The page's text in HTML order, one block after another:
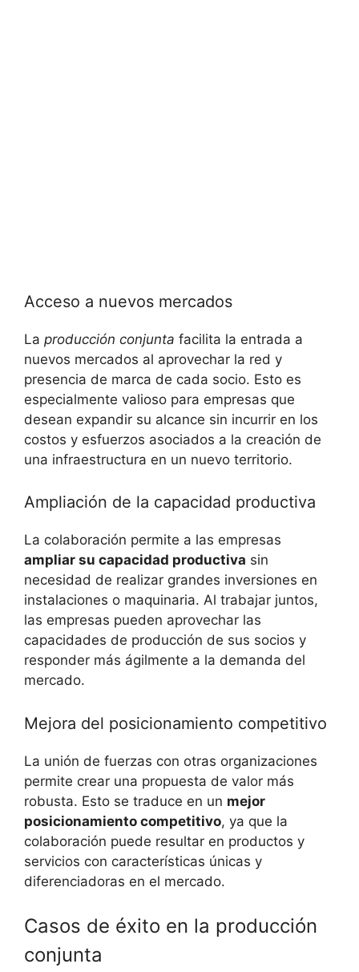
Acceso a nuevos mercados
La producción conjunta facilita la entrada a
nuevos mercados al aprovechar la red y
presencia de marca de cada socio. Esto es
especialmente valioso para empresas que
desean expandir su alcance sin incurrir en los
costos y esfuerzos asociados a la creación de
una infraestructura en un nuevo territorio.
Ampliación de la capacidad productiva
La colaboración permite a las empresas
ampliar su capacidad productiva sin
necesidad de realizar grandes inversiones en
instalaciones o maquinaria. Al trabajar juntos,
las empresas pueden aprovechar las
capacidades de producción de sus socios y
responder más ágilmente a la demanda del
mercado.
Mejora del posicionamiento competitivo
La unión de fuerzas con otras organizaciones
permite crear una propuesta de valor más
robusta. Esto se traduce en un mejor
posicionamiento competitivo, ya que la
colaboración puede resultar en productos y
servicios con características únicas y
diferenciadoras en el mercado.
Casos de éxito en la producción
conjunta